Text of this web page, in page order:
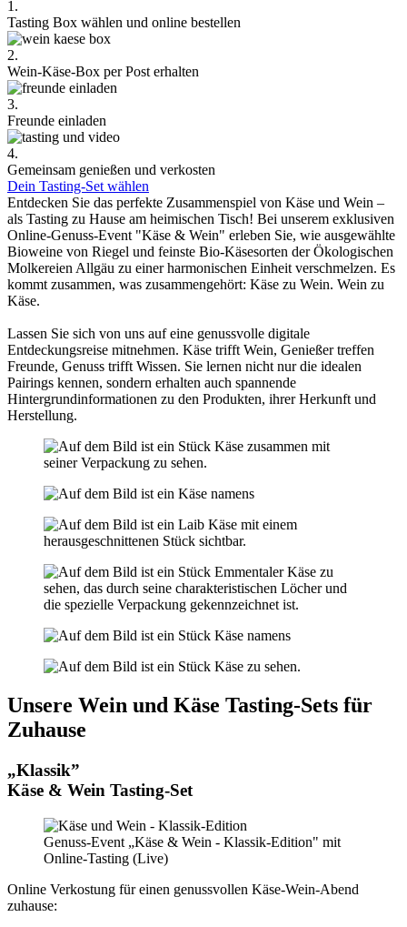
1.
Tasting Box wählen und online bestellen
2.
Wein-Käse-Box per Post erhalten
3.
Freunde einladen
4.
Gemeinsam genießen und verkosten
Dein Tasting-Set wählen
Entdecken Sie das perfekte Zusammenspiel von Käse und Wein –
als Tasting zu Hause am heimischen Tisch! Bei unserem exklusiven
Online-Genuss-Event "Käse & Wein" erleben Sie, wie ausgewählte
Bioweine von Riegel und feinste Bio-Käsesorten der Ökologischen
Molkereien Allgäu zu einer harmonischen Einheit verschmelzen. Es
kommt zusammen, was zusammengehört: Käse zu Wein. Wein zu
Käse.
Lassen Sie sich von uns auf eine genussvolle digitale
Entdeckungsreise mitnehmen. Käse trifft Wein, Genießer treffen
Freunde, Genuss trifft Wissen. Sie lernen nicht nur die idealen
Pairings kennen, sondern erhalten auch spannende
Hintergrundinformationen zu den Produkten, ihrer Herkunft und
Herstellung.
Unsere Wein und Käse Tasting-Sets für
Zuhause
„Klassik”
Käse & Wein Tasting-Set
Genuss-Event „Käse & Wein - Klassik-Edition" mit
Online-Tasting (Live)
Online Verkostung für einen genussvollen Käse-Wein-Abend
zuhause: